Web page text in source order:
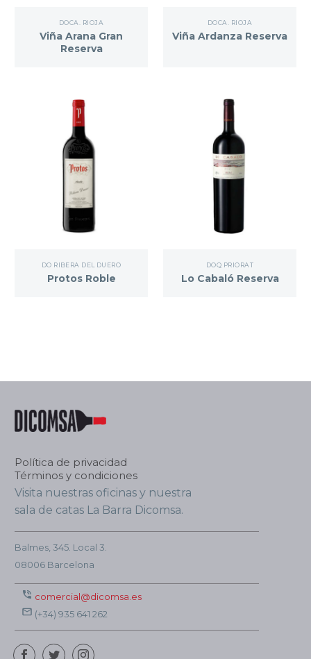
DOCA. RIOJA
Viña Arana Gran
Reserva
DOCA. RIOJA
Viña Ardanza Reserva
DO RIBERA DEL DUERO
Protos Roble
DOQ PRIORAT
Lo Cabaló Reserva
Política de privacidad
Términos y condiciones
Visita nuestras oficinas y nuestra
sala de catas La Barra Dicomsa.
Balmes, 345. Local 3.
08006 Barcelona
comercial@dicomsa.es
(+34) 935 641 262